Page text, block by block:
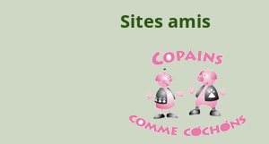
Sites amis